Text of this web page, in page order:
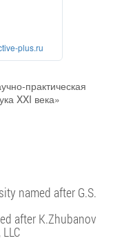
plus.ru
named after G.S.
after K.Zhubanov